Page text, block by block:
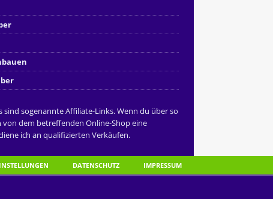
sogenannte Affiliate-Links. Wenn du über so
dem betreffenden Online-Shop eine
ich an qualifizierten Verkäufen.
DATENSCHUTZ IMPRESSUM